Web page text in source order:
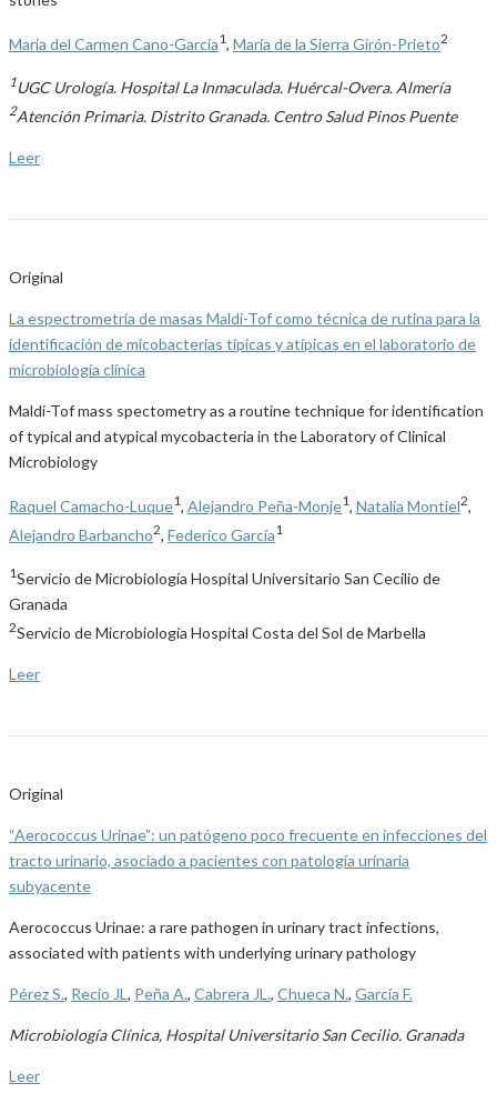
María del Carmen Cano-García1, María de la Sierra Girón-Prieto2
1UGC Urología. Hospital La Inmaculada. Huércal-Overa. Almería
2Atención Primaria. Distrito Granada. Centro Salud Pinos Puente
Leer
Original
La espectrometría de masas Maldi-Tof como técnica de rutina para la
identificación de micobacterias típicas y atípicas en el laboratorio de
microbiología clínica
Maldi-Tof mass spectometry as a routine technique for identification
of typical and atypical mycobacteria in the Laboratory of Clinical
Microbiology
Raquel Camacho-Luque1, Alejandro Peña-Monje1, Natalia Montiel2,
Alejandro Barbancho2 Federico García1
1Servicio de Microbiología Hospital Universitario San Cecilio de
Granada
2Servicio de Microbiología Hospital Costa del Sol de Marbella
Leer
Original
“Aerococcus Urinae”: un patógeno poco frecuente en infecciones del
tracto urinario, asociado a pacientes con patología urinaria
subyacente
Aerococcus Urinae: a rare pathogen in urinary tract infections,
associated with patients with underlying urinary pathology
Pérez S., Recio JL , Peña A., Cabrera JL., Chueca N., García F.
Microbiología Clínica, Hospital Universitario San Cecilio. Granada
Leer